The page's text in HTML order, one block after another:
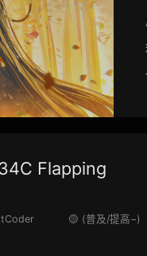
Flapping
🟡 (普及/提高−)